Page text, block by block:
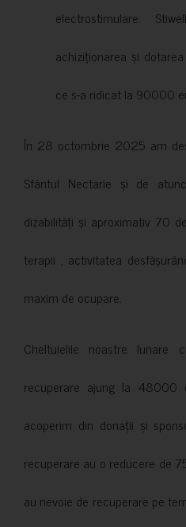
electrostimulare:
achiziționarea și
ce s-a ridicat la 90000
În 28 octombrie 2025 am
Sfântul Nectarie și de
dizabilități și aproximativ 70
terapii , activitatea
maxim de ocupare.
Cheltuielile noastre lunare
recuperare ajung la 48000
acoperim din donații și
recuperare au o reducere de
au nevoie de recuperare pe